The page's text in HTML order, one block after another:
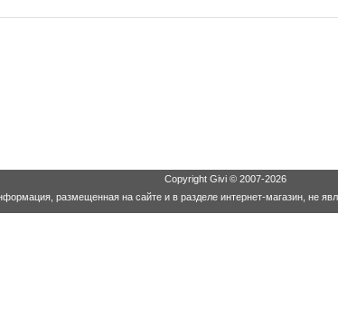
Copyright Givi© 2007-2026
размещенная на сайте и в разделе интернет-магазин, не